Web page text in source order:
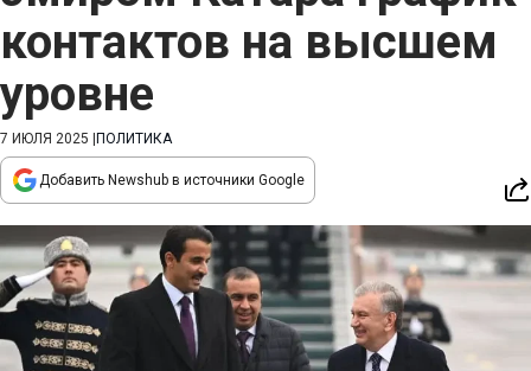
контактов на высшем
уровне
7 ИЮЛЯ 2025 ПОЛИТИКА
Добавить Newshub в источники Google